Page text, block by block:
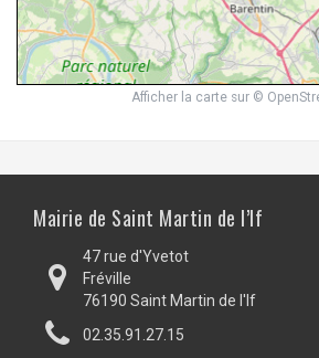
Afficher la carte sur ©
Mairie de Saint Martin de l’If
47 rue d'Yvetot
Fréville
76190 Saint Martin de l'If
02.35.91.27.15